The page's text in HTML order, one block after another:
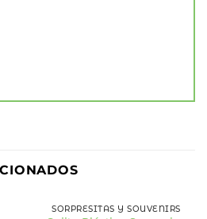
SORPRESITAS Y SOUVENIRS